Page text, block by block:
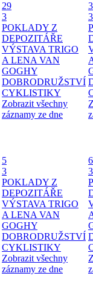
29
3
POKLADY Z
DEPOZITÁŘE
VÝSTAVA TRIGO
A LENA VAN
GOGHY
DOBRODRUŽSTVÍ
CYKLISTIKY
Zobrazit všechny
záznamy ze dne
3
5
3
POKLADY Z
DEPOZITÁŘE
VÝSTAVA TRIGO
A LENA VAN
GOGHY
DOBRODRUŽSTVÍ
CYKLISTIKY
Zobrazit všechny
záznamy ze dne
6
3